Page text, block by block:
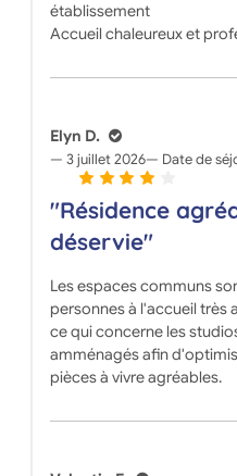
établissement
Accueil chaleureux et
Elyn D.
3 juillet 2026 Date de
"Résidence
déservie"
Les espaces communs
personnes à l'accueil très
ce qui concerne les
amménagés afin
pièces à vivre agréables.